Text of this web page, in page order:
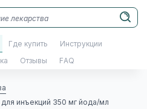
Где купить Инструкции
Отзывы FAQ
инъекций 350 мг йода/мл